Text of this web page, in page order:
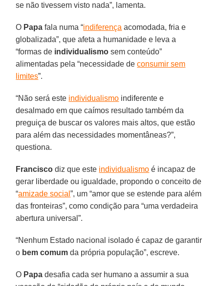
se não tivessem visto nada”, lamenta.
O Papa fala numa “indiferença acomodada, fria e
globalizada”, que afeta a humanidade e leva a
“formas de individualismo sem conteúdo”
alimentadas pela “necessidade deconsumir sem
limites”.
“Não será este individualismo indiferente e
desalmado em que caímos resultado também da
preguiça de buscar os valores mais altos, que estão
para além das necessidades momentâneas?”,
questiona.
Francisco diz que este individualismo é incapaz de
gerar liberdade ou igualdade, propondo o conceito de
“amizade social”, um “amor que se estende para além
das fronteiras”, como condição para “uma verdadeira
abertura universal”.
“Nenhum Estado nacional isolado é capaz de garantir
o bem comum da própria população”, escreve.
O Papa desafia cada ser humano a assumir a sua